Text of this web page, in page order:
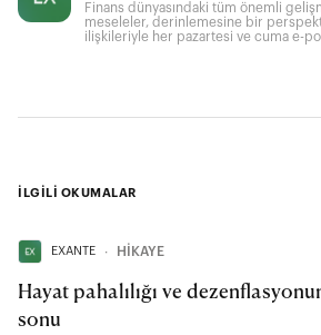
Finans dünyasındaki tüm önemli
meseleler, derinlemesine bir
ilişkileriyle her pazartesi ve cuma e-
İLGİLİ OKUMALAR
EXANTE ∙ HİKAYE
Hayat pahalılığı ve
sonu